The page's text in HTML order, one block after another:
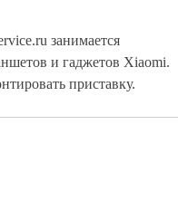
занимается
и гаджетов Xiaomi.
приставку.